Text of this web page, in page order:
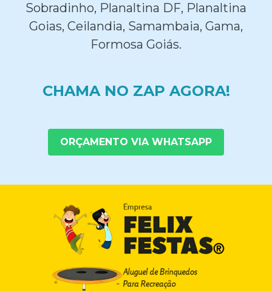
Sobradinho, Planaltina DF, Planaltina
Goias, Ceilandia, Samambaia, Gama,
Formosa Goiás.
CHAMA NO ZAP AGORA!
ORÇAMENTO VIA WHATSAPP